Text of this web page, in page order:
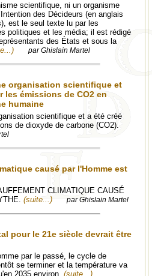
scientifique, ni un organisme
des Décideurs (en anglais
est le seul texte lu par les
politiques et les média; il est rédigé
des États et sous la
par Ghislain Martel
organisation scientifique et
les émissions de CO2 en
humaine
scientifique et a été créé
de dioxyde de carbone (CO2).
causé par l'Homme est
CLIMATIQUE CAUSÉ
(suite...) par Ghislain Martel
pour le 21e siècle devrait être
par le passé, le cycle de
se terminer et la température va
2035 environ. (suite...)